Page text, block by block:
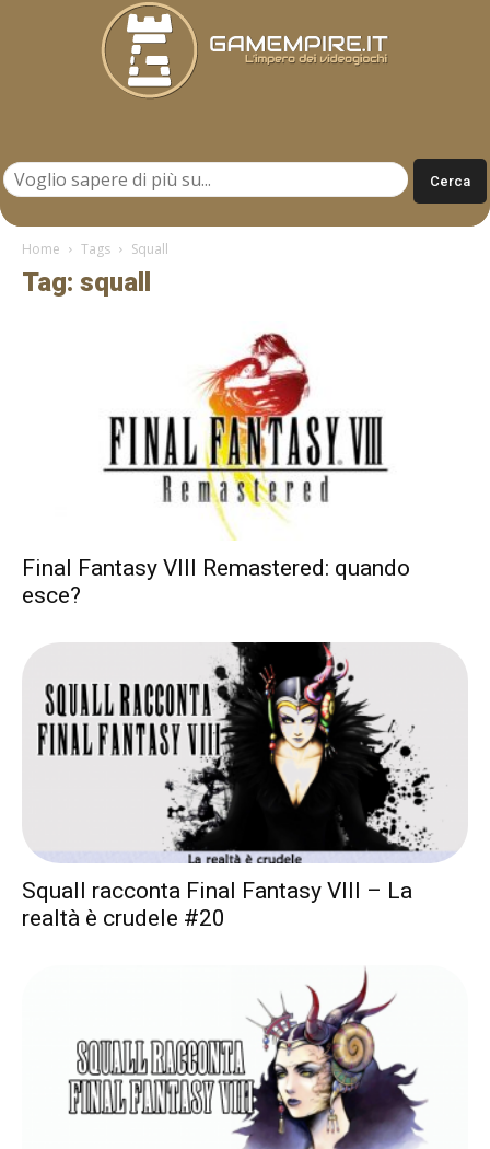
Home Tags Squall
Tag: squall
Final Fantasy VIII Remastered: quando
esce?
Squall racconta Final Fantasy VIII – La
realtà è crudele #20